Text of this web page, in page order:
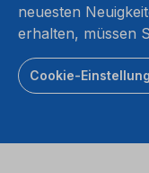
neuesten
erhalten, müssen
Cookie-